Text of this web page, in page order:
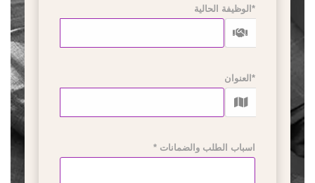
*الوظيفة الحالية
*العنوان
اسباب الطلب والضمانات *